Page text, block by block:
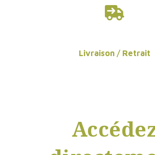
Livraison / Retrait